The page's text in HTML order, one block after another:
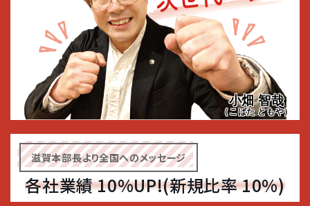
小畑 智哉
（こばた ともや）
滋賀本部長より全国へのメッセージ
各社業績 10%UP!(新規比率 10%)